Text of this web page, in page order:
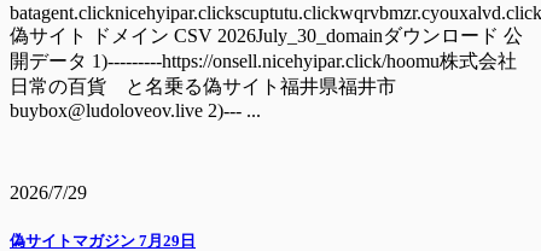
batagent.clicknicehyipar.clickscuptutu.clickwqrvbmzr.cyouxalvd.click
偽サイト ドメイン CSV 2026July_30_domainダウンロード 公
開データ 1)---------https://onsell.nicehyipar.click/hoomu株式会社
日常の百貨 と名乗る偽サイト福井県福井市
buybox@ludoloveov.live 2)--- ...
2026/7/29
偽サイトマガジン 7月29日